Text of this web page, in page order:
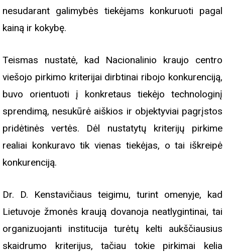
nesudarant galimybės tiekėjams konkuruoti pagal
kainą ir kokybę.
Teismas nustatė, kad Nacionalinio kraujo centro
viešojo pirkimo kriterijai dirbtinai ribojo konkurenciją,
buvo orientuoti į konkretaus tiekėjo technologinį
sprendimą, nesukūrė aiškios ir objektyviai pagrįstos
pridėtinės vertės. Dėl nustatytų kriterijų pirkime
realiai konkuravo tik vienas tiekėjas, o tai iškreipė
konkurenciją.
Dr. D. Kenstavičiaus teigimu, turint omenyje, kad
Lietuvoje žmonės kraują dovanoja neatlygintinai, tai
organizuojanti institucija turėtų kelti aukščiausius
skaidrumo kriterijus, tačiau tokie pirkimai kelia